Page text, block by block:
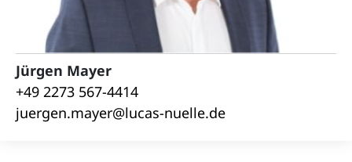
Jürgen Mayer
+49 2273 567-4414
juergen.mayer@lucas-nuelle.de